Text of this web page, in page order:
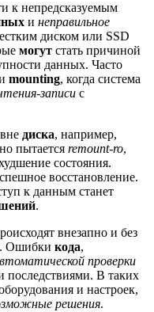
к непредсказуемым
и неправильное
диском или SSD
могут стать причиной
данных. Часто
mounting, когда система
записи с
диска, например,
пытается remount-ro,
состояния.
восстановление.
к данным станет
.
внезапно и без
Ошибки кода,
проверки
последствиями. В таких
и настроек,
решения.